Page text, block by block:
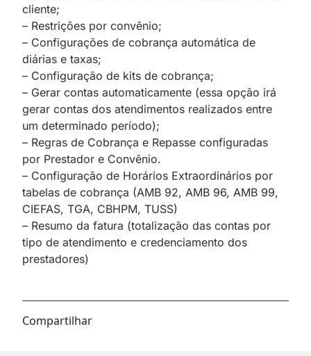
cliente;
– Restrições por convênio;
– Configurações de cobrança automática de
diárias e taxas;
– Configuração de kits de cobrança;
– Gerar contas automaticamente (essa opção irá
gerar contas dos atendimentos realizados entre
um determinado período);
– Regras de Cobrança e Repasse configuradas
por Prestador e Convênio.
– Configuração de Horários Extraordinários por
tabelas de cobrança (AMB 92, AMB 96, AMB 99,
CIEFAS, TGA, CBHPM, TUSS)
– Resumo da fatura (totalização das contas por
tipo de atendimento e credenciamento dos
prestadores)
Compartilhar